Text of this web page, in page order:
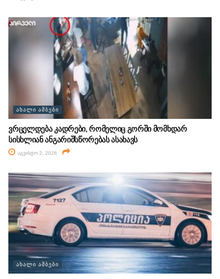
ᲐᲮᲐᲚᲘ ᲐᲛᲑᲔᲑᲘ
ვრცელდება კადრები, რომელიც გორში მომხდარ
სისხლიან ანგარიშსწორებას ასახავს
აგვისტო 2, 2026
ᲐᲮᲐᲚᲘ ᲐᲛᲑᲔᲑᲘ